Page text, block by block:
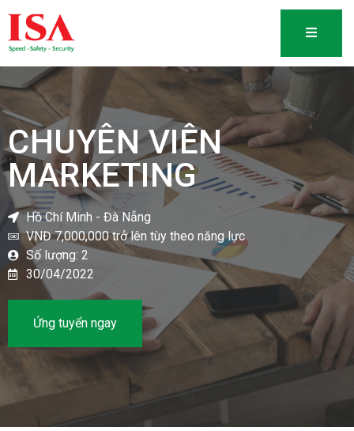
CHUYÊN VIÊN
MARKETING
Hồ Chí Minh - Đà Nẵng
VNĐ 7,000,000 trở lên tùy theo năng lực
Số lượng: 2
30/04/2022
Ứng tuyển ngay